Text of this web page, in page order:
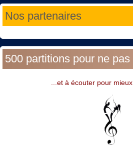
Nos partenaires
500 partitions pour ne pas
...et à écouter pour
Année
précédente
Mois
précédent
Année
suivante
Mois
suivant